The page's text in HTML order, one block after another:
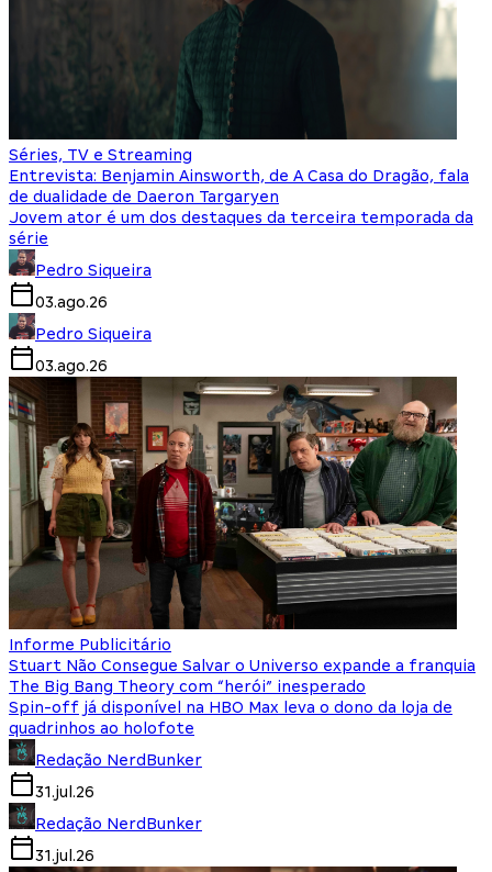
Séries, TV e Streaming
Entrevista: Benjamin Ainsworth, de A Casa do Dragão, fala
de dualidade de Daeron Targaryen
Jovem ator é um dos destaques da terceira temporada da
série
Pedro Siqueira
03.ago.26
Pedro Siqueira
03.ago.26
Informe Publicitário
Stuart Não Consegue Salvar o Universo expande a franquia
The Big Bang Theory com “herói” inesperado
Spin-off já disponível na HBO Max leva o dono da loja de
quadrinhos ao holofote
Redação NerdBunker
31.jul.26
Redação NerdBunker
31.jul.26